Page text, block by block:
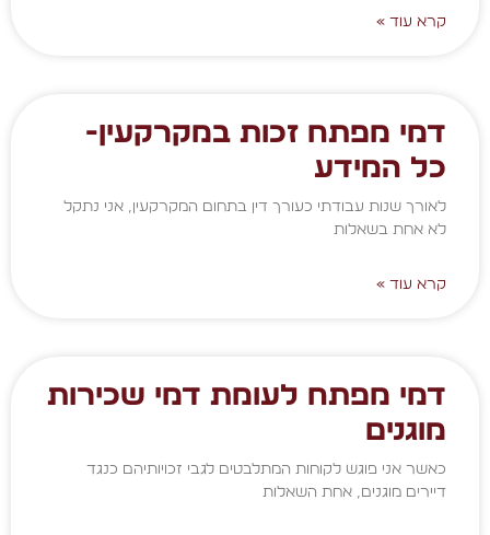
קרא עוד »
דמי מפתח זכות במקרקעין-
כל המידע
לאורך שנות עבודתי כעורך דין בתחום המקרקעין, אני נתקל
לא אחת בשאלות
קרא עוד »
דמי מפתח לעומת דמי שכירות
מוגנים
כאשר אני פוגש לקוחות המתלבטים לגבי זכויותיהם כנגד
דיירים מוגנים, אחת השאלות